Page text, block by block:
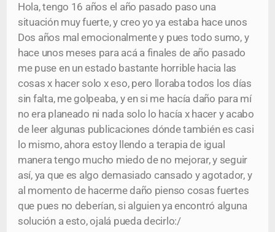
Hola, tengo 16 años el año pasado paso una
situación muy fuerte, y creo yo ya estaba hace unos
Dos años mal emocionalmente y pues todo sumo, y
hace unos meses para acá a finales de año pasado
me puse en un estado bastante horrible hacia las
cosas x hacer solo x eso, pero lloraba todos los días
sin falta, me golpeaba, y en si me hacía daño para mí
no era planeado ni nada solo lo hacía x hacer y acabo
de leer algunas publicaciones dónde también es casi
lo mismo, ahora estoy llendo a terapia de igual
manera tengo mucho miedo de no mejorar, y seguir
así, ya que es algo demasiado cansado y agotador, y
al momento de hacerme daño pienso cosas fuertes
que pues no deberían, si alguien ya encontró alguna
solución a esto, ojalá pueda decirlo:/